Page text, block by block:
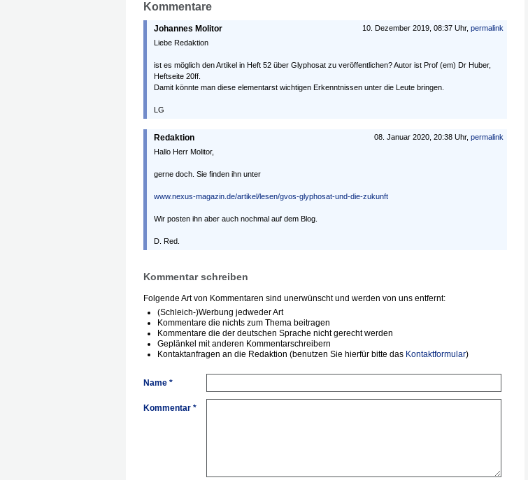
Kommentare
10. Dezember 2019, 08:37 Uhr, permalink
Johannes Molitor
Liebe Redaktion
ist es möglich den Artikel in Heft 52 über Glyphosat zu veröffentlichen? Autor ist Prof (em) Dr Huber,
Heftseite 20ff.
Damit könnte man diese elementarst wichtigen Erkenntnissen unter die Leute bringen.
LG
08. Januar 2020, 20:38 Uhr, permalink
Redaktion
Hallo Herr Molitor,
gerne doch. Sie finden ihn unter
www.nexus-magazin.de/artikel/lesen/gvos-glyphosat-und-die-zukunft
Wir posten ihn aber auch nochmal auf dem Blog.
D. Red.
Kommentar schreiben
Folgende Art von Kommentaren sind unerwünscht und werden von uns entfernt:
(Schleich-)Werbung jedweder Art
Kommentare die nichts zum Thema beitragen
Kommentare die der deutschen Sprache nicht gerecht werden
Geplänkel mit anderen Kommentarschreibern
Kontaktanfragen an die Redaktion (benutzen Sie hierfür bitte das Kontaktformular)
Name *
Kommentar *